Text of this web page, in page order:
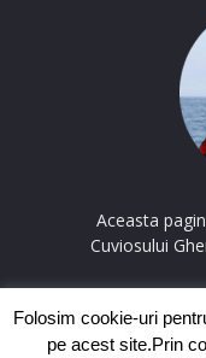
Aceasta
Cuviosului
Contactați-ne:
Folosim cookie-uri
pe acest site.Prin